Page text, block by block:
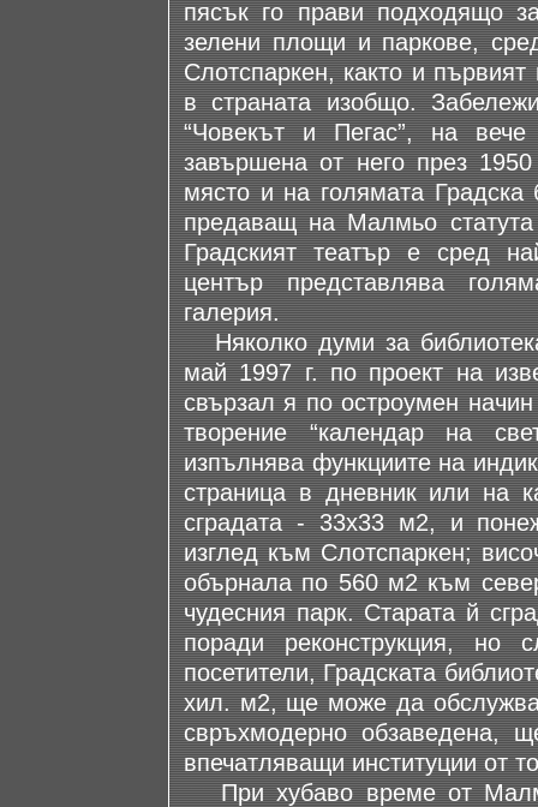
пясък го прави подходящо
зелени площи и паркове,
Слотспаркен, както и първият
в страната изобщо.
“Човекът и Пегас”, на
завършена от него през
място и на голямата Градска
предаващ на Малмьо
Градският театър е сред
център представлява
галерия.
Няколко думи за
май 1997 г. по проект на
свързал я по остроумен
творение “календар на
изпълнява функциите на
страница в дневник или на
сградата - 33х33 м2, и
изглед към Слотспаркен;
обърнала по 560 м2 към
чудесния парк. Старата й
поради реконструкция, но
посетители, Градската
хил. м2, ще може да
свръхмодерно обзаведена,
впечатляващи институции от
При хубаво време от